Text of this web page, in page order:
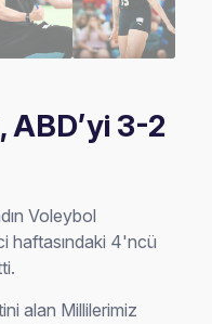
ABD’yi 3-2
Voleybol
haftasındaki 4'ncü
alan Millilerimiz